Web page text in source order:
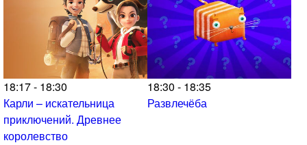
18:17 - 18:30
Карли – искательница
приключений. Древнее
королевство
18:30 - 18:35
Развлечёба